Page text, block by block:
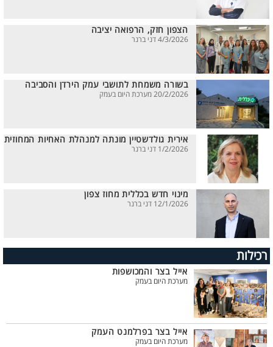
הצפון חזק, הרפואה יציבה
4/3/2026 דני ברנר
בשורה משמחת לתושבי עמק הירדן והסביבה
20/2/2026 מערכת היום בעמק
אירית גולדשטיין מונתה למנהלת האחיות המחוזית
1/2/2026 דני ברנר
מינוי חדש בכללית מחוז צפון
12/1/2026 דני ברנר
רכילות
אייל בצר והמכושפות
מערכת היום בעמק
אייל בצר בפרלמנט העמק
מערכת היום בעמק